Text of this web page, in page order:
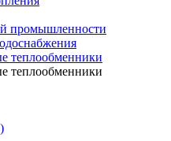
промышленности
теплообменники
теплообменники